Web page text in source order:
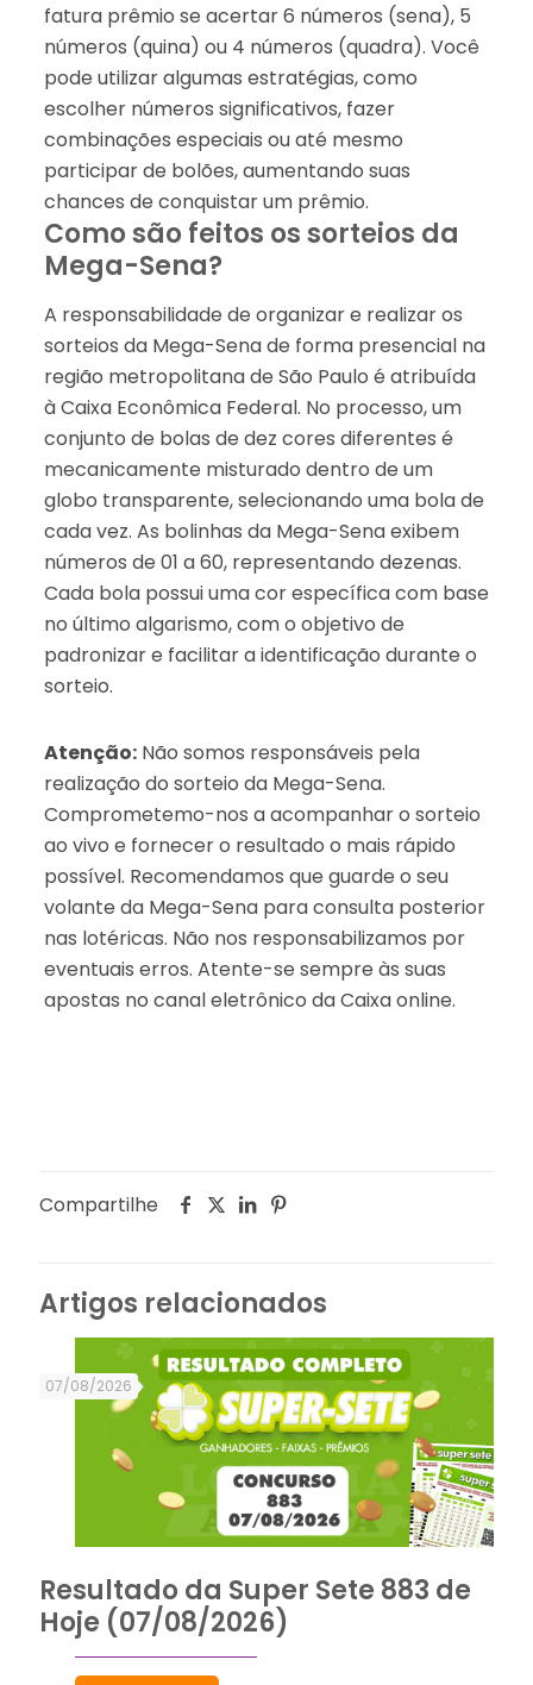
fatura prêmio se acertar 6 números (sena), 5
números (quina) ou 4 números (quadra). Você
pode utilizar algumas estratégias, como
escolher números significativos, fazer
combinações especiais ou até mesmo
participar de bolões, aumentando suas
chances de conquistar um prêmio.
Como são feitos os sorteios da
Mega-Sena?
A responsabilidade de organizar e realizar os
sorteios da Mega-Sena de forma presencial na
região metropolitana de São Paulo é atribuída
à Caixa Econômica Federal. No processo, um
conjunto de bolas de dez cores diferentes é
mecanicamente misturado dentro de um
globo transparente, selecionando uma bola de
cada vez. As bolinhas da Mega-Sena exibem
números de 01 a 60, representando dezenas.
Cada bola possui uma cor específica com base
no último algarismo, com o objetivo de
padronizar e facilitar a identificação durante o
sorteio.
Atenção:Não somos responsáveis pela
realização do sorteio da Mega-Sena.
Comprometemo-nos a acompanhar o sorteio
ao vivo e fornecer o resultado o mais rápido
possível. Recomendamos que guarde o seu
volante da Mega-Sena para consulta posterior
nas lotéricas. Não nos responsabilizamos por
eventuais erros. Atente-se sempre às suas
apostas no canal eletrônico da Caixa online.
Compartilhe
Artigos relacionados
07/08/2026
Resultado da Super Sete 883 de
Hoje (07/08/2026)